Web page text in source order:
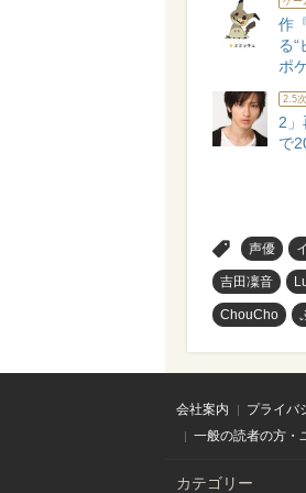
作
る
ポ
2.5
2
で
声優
吉田凜音
ChouCho
会社案内 プライバ
一般の読者の方・
カテゴリー